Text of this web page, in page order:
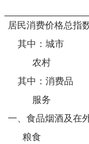
居民消费价格总指
其中：城市
农村
其中：消费品
服务
一、食品烟酒及在
粮食